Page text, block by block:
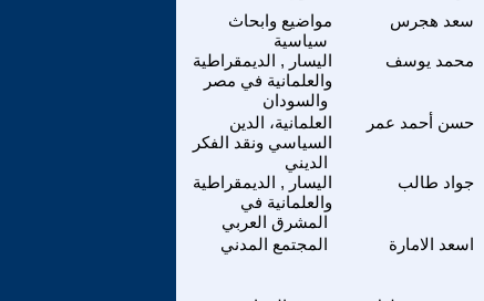
مواضيع وابحاث
سياسية
سعد هجرس
اليسار , الديمقراطية
والعلمانية في مصر
والسودان
محمد يوسف
العلمانية، الدين
السياسي ونقد الفكر
الديني
حسن أحمد عمر
اليسار , الديمقراطية
والعلمانية في
المشرق العربي
جواد طالب
المجتمع المدني اسعد الامارة